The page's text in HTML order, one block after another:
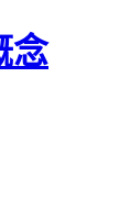
念